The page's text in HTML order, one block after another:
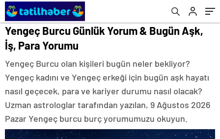
Yengeç Burcu Günlük Yorum & Bugün Aşk,
İş, Para Yorumu
Yengeç Burcu olan kişileri bugün neler bekliyor?
Yengeç kadını ve Yengeç erkeği için bugün aşk hayatı
nasıl geçecek, para ve kariyer durumu nasıl olacak?
Uzman astrologlar tarafından yazılan, 9 Ağustos 2026
Pazar Yengeç burcu burç yorumumuzu okuyun.